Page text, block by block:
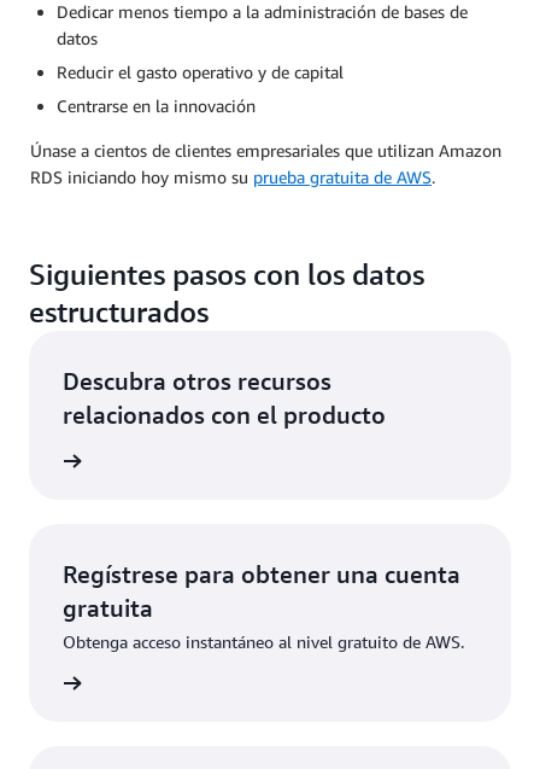
Dedicar menos tiempo a la administración de bases de
datos
Reducir el gasto operativo y de capital
Centrarse en la innovación
Únase a cientos de clientes empresariales que utilizan Amazon
RDS iniciando hoy mismo su prueba gratuita de AWS.
Siguientes pasos con los datos
estructurados
Descubra otros recursos
relacionados con el producto
Regístrese para obtener una cuenta
gratuita
Obtenga acceso instantáneo al nivel gratuito de AWS.